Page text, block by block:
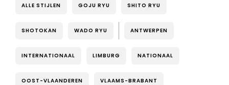
ALLE STIJLEN GOJU RYU SHITO RYU
SHOTOKAN WADO RYU ANTWERPEN
INTERNATIONAAL LIMBURG NATIONAAL
OOST-VLAANDEREN VLAAMS-BRABANT